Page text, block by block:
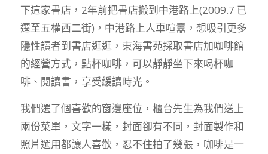
下這家書店，2年前把書店搬到中港路上(2009.7 已
遷至五權西二街)，中港路上人車喧囂，想吸引更多
隱性讀者到書店逛逛，東海書苑採取書店加咖啡館
的經營方式，點杯咖啡，可以靜靜坐下來喝杯咖
啡、閱讀書，享受緩讀時光。
我們選了個喜歡的窗邊座位，櫃台先生為我們送上
兩份菜單，文字一樣，封面卻有不同，封面製作和
照片選用都讓人喜歡，忍不住拍了幾張，咖啡是一